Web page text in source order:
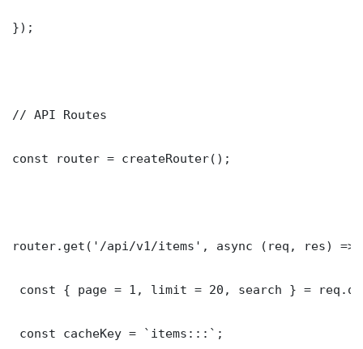
});
// API Routes
const router = createRouter();
router.get('/api/v1/items', async (req, res) =>
const { page = 1, limit = 20, search } =
const cacheKey = `items:::`;